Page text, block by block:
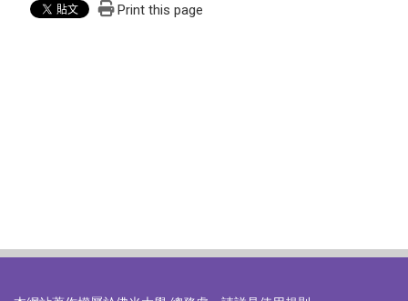
Print this page